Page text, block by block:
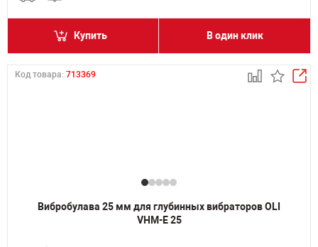
Купить В один клик
Код товара: 713369
Вибробулава 25 мм для глубинных вибраторов OLI
VHM-E 25